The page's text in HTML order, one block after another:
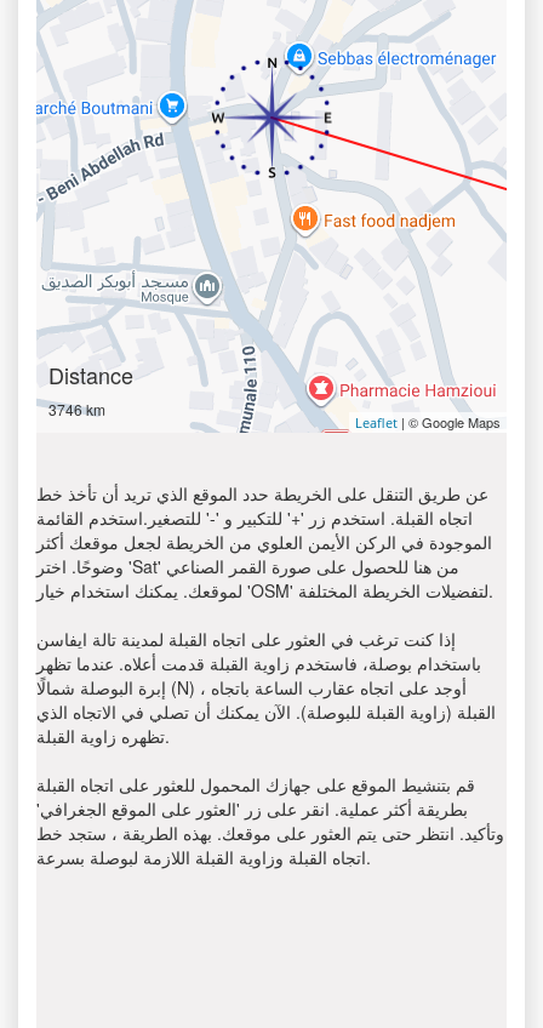
Distance
3746 km
Leaflet | © Google Maps
عن طريق التنقل على الخريطة حدد الموقع الذي تريد أن تأخذ خط
اتجاه القبلة. استخدم زر '+' للتكبير و '-' للتصغير.استخدم القائمة
الموجودة في الركن الأيمن العلوي من الخريطة لجعل موقعك أكثر
وضوحًا. اختر 'Sat' من هنا للحصول على صورة القمر الصناعي
لموقعك. يمكنك استخدام خيار 'OSM' لتفضيلات الخريطة المختلفة.
إذا كنت ترغب في العثور على اتجاه القبلة لمدينة تالة ايفاسن
باستخدام بوصلة، فاستخدم زاوية القبلة قدمت أعلاه. عندما تظهر
إبرة البوصلة شمالًا (N) ، أوجد على اتجاه عقارب الساعة باتجاه
القبلة (زاوية القبلة للبوصلة). الآن يمكنك أن تصلي في الاتجاه الذي
تظهره زاوية القبلة.
قم بتنشيط الموقع على جهازك المحمول للعثور على اتجاه القبلة
بطريقة أكثر عملية. انقر على زر 'العثور على الموقع الجغرافي'
وتأكيد. انتظر حتى يتم العثور على موقعك. بهذه الطريقة ، ستجد خط
اتجاه القبلة وزاوية القبلة اللازمة لبوصلة بسرعة.